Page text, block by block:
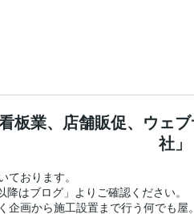
板業、店舗販促、ウェ
社」
おります。
はブログ」よりご確認ください。
画から施工設置まで行う何でも屋。